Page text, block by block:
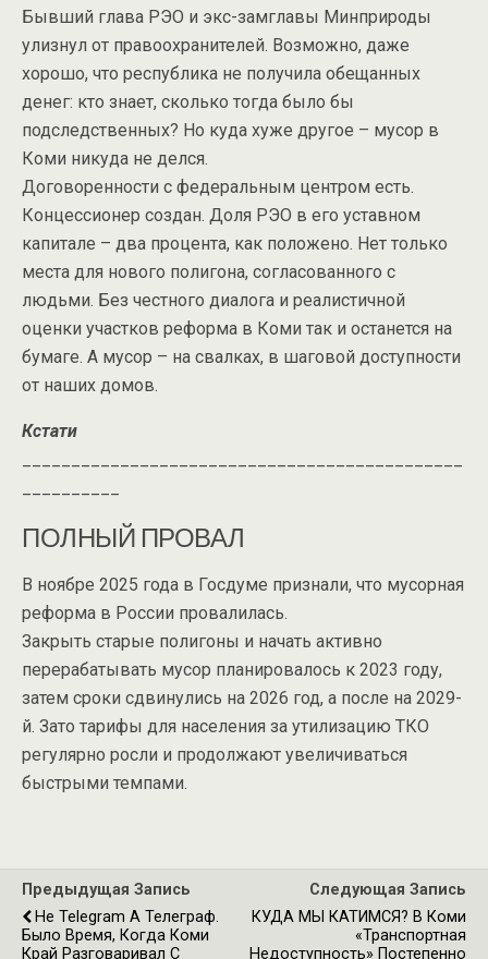
Бывший глава РЭО и экс-замглавы Минприроды
улизнул от правоохранителей. Возможно, даже
хорошо, что республика не получила обещанных
денег: кто знает, сколько тогда было бы
подследственных? Но куда хуже другое – мусор в
Коми никуда не делся.
Договоренности с федеральным центром есть.
Концессионер создан. Доля РЭО в его уставном
капитале – два процента, как положено. Нет только
места для нового полигона, согласованного с
людьми. Без честного диалога и реалистичной
оценки участков реформа в Коми так и останется на
бумаге. А мусор – на свалках, в шаговой доступности
от наших домов.
Кстати
ПОЛНЫЙ ПРОВАЛ
В ноябре 2025 года в Госдуме признали, что мусорная
реформа в России провалилась.
Закрыть старые полигоны и начать активно
перерабатывать мусор планировалось к 2023 году,
затем сроки сдвинулись на 2026 год, а после на 2029-
й. Зато тарифы для населения за утилизацию ТКО
регулярно росли и продолжают увеличиваться
быстрыми темпами.
Предыдущая Запись
Не Telegram А Телеграф.
Было Время, Когда Коми
Край Разговаривал С
Следующая Запись
КУДА МЫ КАТИМСЯ? В Коми
«транспортная
Недоступность» Постепенно